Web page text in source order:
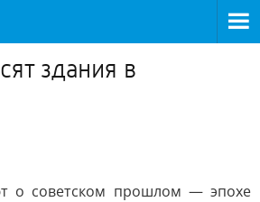
здания в
о советском прошлом — эпохе